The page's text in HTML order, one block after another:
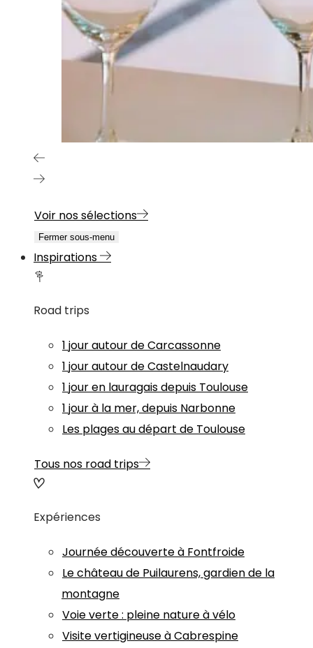
Voir nos sélections
Fermer sous-menu
Inspirations
Road trips
1 jour autour de Carcassonne
1 jour autour de Castelnaudary
1 jour en lauragais depuis Toulouse
1 jour à la mer, depuis Narbonne
Les plages au départ de Toulouse
Tous nos road trips
Expériences
Journée découverte à Fontfroide
Le château de Puilaurens, gardien de la
montagne
Voie verte : pleine nature à vélo
Visite vertigineuse à Cabrespine